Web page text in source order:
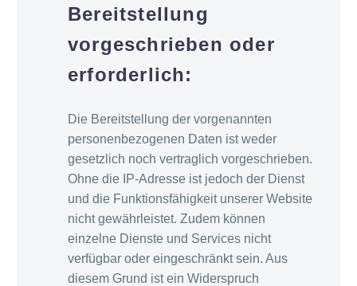
Bereitstellung
vorgeschrieben oder
erforderlich:
Die Bereitstellung der vorgenannten
personenbezogenen Daten ist weder
gesetzlich noch vertraglich vorgeschrieben.
Ohne die IP-Adresse ist jedoch der Dienst
und die Funktionsfähigkeit unserer Website
nicht gewährleistet. Zudem können
einzelne Dienste und Services nicht
verfügbar oder eingeschränkt sein. Aus
diesem Grund ist ein Widerspruch